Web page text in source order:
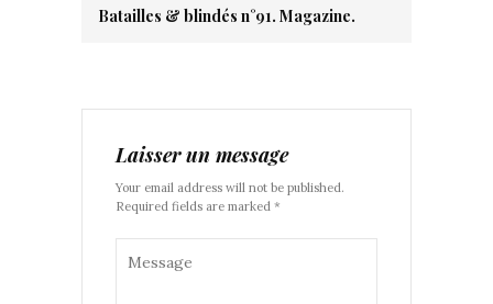
Batailles & blindés n°91. Magazine.
Laisser un message
Your email address will not be published.
Required fields are marked *